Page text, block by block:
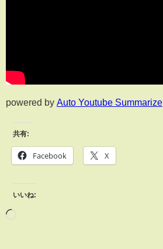
powered by Auto Youtube Summarize
共有:
Facebook X
いいね: